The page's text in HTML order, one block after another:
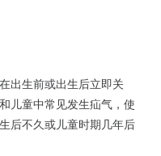
出生前或出生后立即关
儿童中常见发生疝气，使
后不久或儿童时期几年后